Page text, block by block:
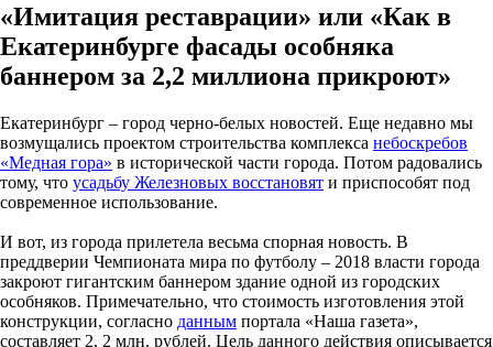
«Имитация реставрации» или «Как в
Екатеринбурге фасады особняка
баннером за 2,2 миллиона прикроют»
Екатеринбург – город черно-белых новостей. Еще недавно мы
возмущались проектом строительства комплекса небоскребов
«Медная гора» в исторической части города. Потом радовались
тому, что усадьбу Железновых восстановят и приспособят под
современное использование.
И вот, из города прилетела весьма спорная новость. В
преддверии Чемпионата мира по футболу – 2018 власти города
закроют гигантским баннером здание одной из городских
особняков. Примечательно, что стоимость изготовления этой
конструкции, согласно данным портала «Наша газета»,
составляет 2, 2 млн. рублей. Цель данного действия описывается